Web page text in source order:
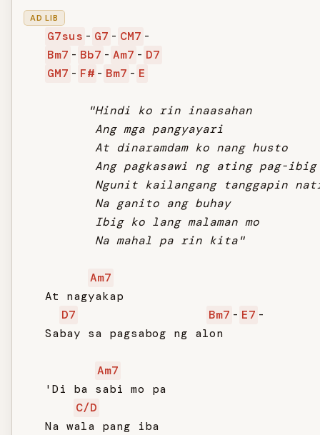
AD LIB
G7sus - G7 - CM7 -
Bm7 - Bb7 - Am7 - D7
GM7 - F# - Bm7 - E
"Hindi ko rin inaasahan
          Ang mga pangyayari
          At dinaramdam ko nang husto
          Ang pagkasawi ng ating pag-ibig
Ngunit kailangang tanggapin
          Na ganito ang buhay
          Ibig ko lang malaman mo
          Na mahal pa rin kita"
Am7
   At nagyakap
D7
Bm7 - E7 -
   Sabay sa pagsabog ng alon
Am7
   'Di ba sabi mo pa
C/D
   Na wala pang iba